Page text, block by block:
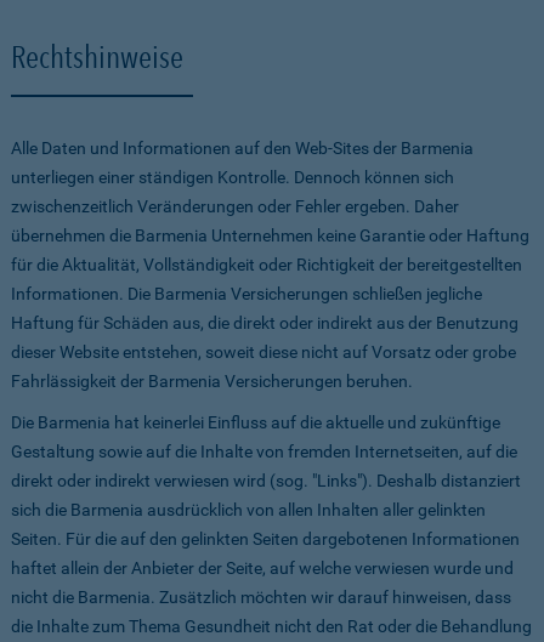
Rechtshinweise
Alle Daten und Informationen auf den Web-Sites der Barmenia
unterliegen einer ständigen Kontrolle. Dennoch können sich
zwischenzeitlich Veränderungen oder Fehler ergeben. Daher
übernehmen die Barmenia Unternehmen keine Garantie oder Haftung
für die Aktualität, Vollständigkeit oder Richtigkeit der bereitgestellten
Informationen. Die Barmenia Versicherungen schließen jegliche
Haftung für Schäden aus, die direkt oder indirekt aus der Benutzung
dieser Website entstehen, soweit diese nicht auf Vorsatz oder grobe
Fahrlässigkeit der Barmenia Versicherungen beruhen.
Die Barmenia hat keinerlei Einfluss auf die aktuelle und zukünftige
Gestaltung sowie auf die Inhalte von fremden Internetseiten, auf die
direkt oder indirekt verwiesen wird (sog. "Links"). Deshalb distanziert
sich die Barmenia ausdrücklich von allen Inhalten aller gelinkten
Seiten. Für die auf den gelinkten Seiten dargebotenen Informationen
haftet allein der Anbieter der Seite, auf welche verwiesen wurde und
nicht die Barmenia. Zusätzlich möchten wir darauf hinweisen, dass
die Inhalte zum Thema Gesundheit nicht den Rat oder die Behandlung